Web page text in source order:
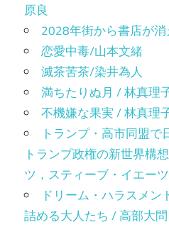
原良
2028年街から書店が
恋愛中毒/山本文緒
滅茶苦茶/染井為人
満ちたりぬ月 / 林真理
不機嫌な果実 / 林真理
トランプ・高市同盟
トランプ政権の新世界構
ツ，スティーブ・イエー
ドリーム・ハラスメ
詰める大人たち / 高部大問